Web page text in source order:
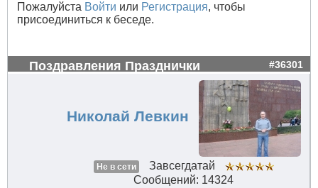
Пожалуйста Войти или Регистрация, чтобы
присоединиться к беседе.
Поздравления Празднички #36301
Николай Левкин
Не в сети
Завсегдатай
Сообщений: 14324